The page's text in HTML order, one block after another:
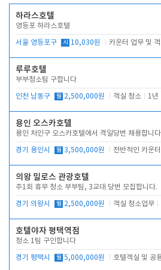
하라스호텔
영등포 하라스호텔
서울 영등포구 시 10,030원
루루호텔
부부청소팀 구합니다
인천 남동구 월 2,500,000원 객실 청소 1년
용인 오스카호텔
용인 처인구 오스카호텔에서 격일당번 채용합니다
경기 용인시 월 3,500,000원
의왕 밀로스 관광호텔
주1회 휴무 청소 부부팀, 3교대 당번 모집합니다.
경기 의왕시 월 2,500,000원 객실 청소업무
호텔야자 평택역점
청소 1팀 구인합니다
경기 평택시 월 5,000,000원